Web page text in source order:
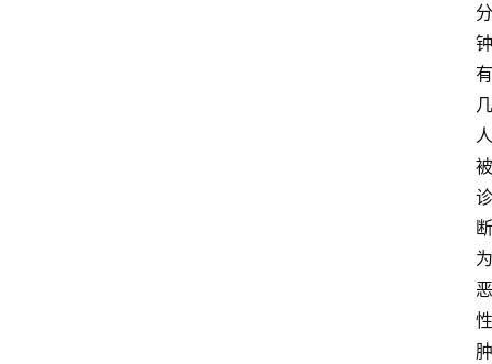
分
钟
有
几
人
被
诊
断
为
恶
性
肿